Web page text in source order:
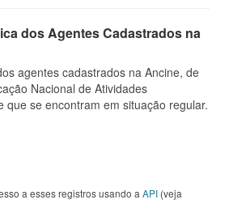
dos Agentes Cadastrados na
agentes cadastrados na Ancine, de
Nacional de Atividades
que se encontram em situação regular.
a esses registros usando a API (veja